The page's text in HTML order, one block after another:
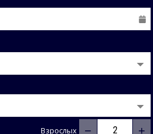
Взрослых − +